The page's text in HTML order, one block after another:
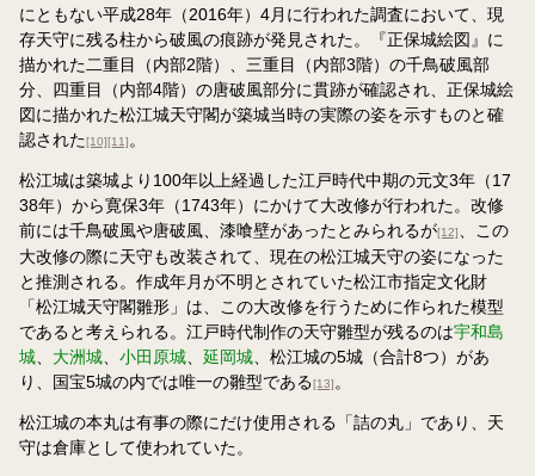
にともない平成28年（2016年）4月に行われた調査において、現
存天守に残る柱から破風の痕跡が発見された。『正保城絵図』に
描かれた二重目（内部2階）、三重目（内部3階）の千鳥破風部
分、四重目（内部4階）の唐破風部分に貫跡が確認され、正保城絵
図に描かれた松江城天守閣が築城当時の実際の姿を示すものと確
認された[10][11] 。
松江城は築城より100年以上経過した江戸時代中期の元文3年（17
38年）から寛保3年（1743年）にかけて大改修が行われた。改修
前には千鳥破風や唐破風、漆喰壁があったとみられるが[12]
、この
大改修の際に天守も改装されて、現在の松江城天守の姿になった
と推測される。作成年月が不明とされていた松江市指定文化財
「松江城天守閣雛形」は、この大改修を行うために作られた模型
であると考えられる。江戸時代制作の天守雛型が残るのは宇和島
城
大洲城 小田原城 延岡城 、松江城の5城（合計8つ）があ
り、国宝5城の内では唯一の雛型である[13] 。
松江城の本丸は有事の際にだけ使用される「詰の丸」であり、天
守は倉庫として使われていた。